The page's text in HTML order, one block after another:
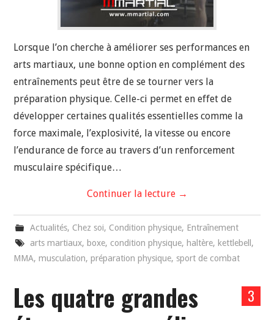
Lorsque l’on cherche à améliorer ses performances en
arts martiaux, une bonne option en complément des
entraînements peut être de se tourner vers la
préparation physique. Celle-ci permet en effet de
développer certaines qualités essentielles comme la
force maximale, l’explosivité, la vitesse ou encore
l’endurance de force au travers d’un renforcement
musculaire spécifique…
Continuer la lecture →
Actualités, Chez soi, Condition physique, Entraînement
arts martiaux, boxe, condition physique, haltère, kettlebell ,
MMA,musculation,préparation physique, sport de combat
3
Les quatre grandes